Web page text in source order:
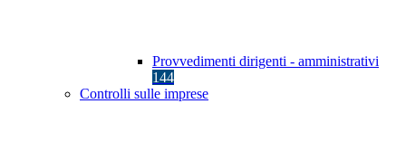
Provvedimenti dirigenti - amministrativi
144
Controlli sulle imprese